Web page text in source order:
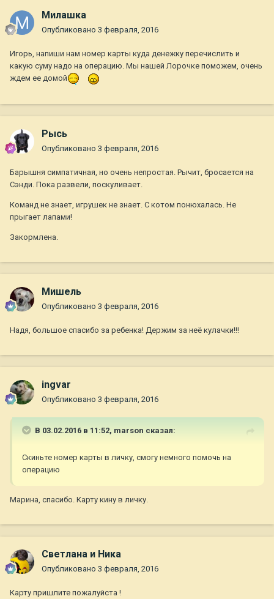
Милашка
Опубликовано 3 февраля, 2016
Игорь, напиши нам номер карты куда денежку перечислить и
какую суму надо на операцию. Мы нашей Лорочке поможем, очень
ждем ее домой
Рысь
Опубликовано 3 февраля, 2016
Барышня симпатичная, но очень непростая. Рычит, бросается на
Сэнди. Пока развели, поскуливает.
Команд не знает, игрушек не знает. С котом понюхалась. Не
прыгает лапами!
Закормлена.
Мишель
Опубликовано 3 февраля, 2016
Надя, большое спасибо за ребенка! Держим за неё кулачки!!!
ingvar
Опубликовано 3 февраля, 2016
В 03.02.2016 в 11:52, marson сказал:
Скиньте номер карты в личку, смогу немного помочь на
операцию
Марина, спасибо. Карту кину в личку.
Светлана и Ника
Опубликовано 3 февраля, 2016
Карту пришлите пожалуйста !